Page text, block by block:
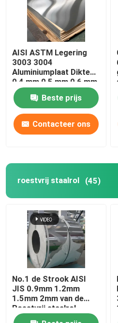
AISI ASTM Legering
3003 3004
Aluminiumplaat Dikte
0,4 mm 0,5 mm 0,6 mm
Beste prijs
Contacteer ons
roestvrij staalrol (45)
No.1 de Strook AISI
JIS 0.9mm 1.2mm
1.5mm 2mm van de
Roestvrij staalrol